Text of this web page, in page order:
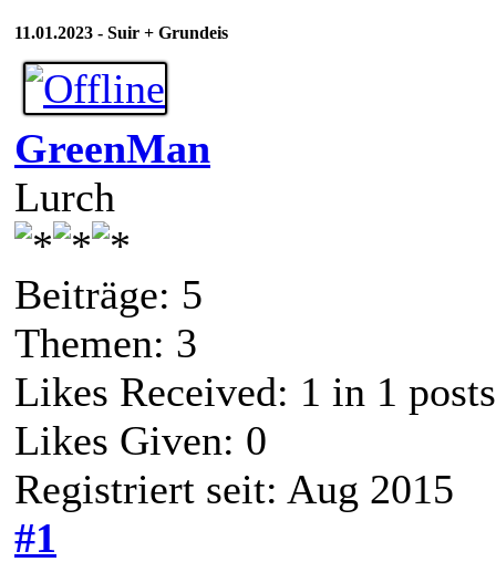
11.01.2023 - Suir + Grundeis
GreenMan
Lurch
Beiträge: 5
Themen: 3
Likes Received: 1 in 1 posts
Likes Given: 0
Registriert seit: Aug 2015
#1